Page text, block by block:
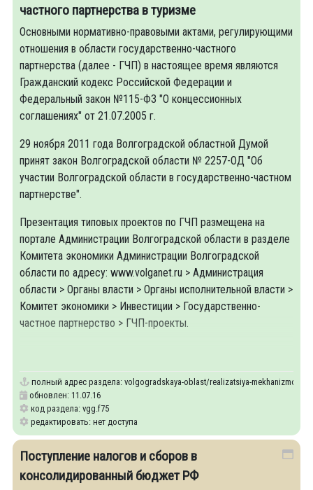
частного партнерства в туризме
Основными нормативно-правовыми актами, регулирующими
отношения в области государственно-частного
партнерства (далее - ГЧП) в настоящее время являются
Гражданский кодекс Российской Федерации и
Федеральный закон №115-ФЗ "О концессионных
соглашениях" от 21.07.2005 г.
29 ноября 2011 года Волгоградской областной Думой
принят закон Волгоградской области № 2257-ОД "Об
участии Волгоградской области в государственно-частном
партнерстве".
Презентация типовых проектов по ГЧП размещена на
портале Администрации Волгоградской области в разделе
Комитета экономики Администрации Волгоградской
области по адресу: www.volganet.ru > Администрация
области > Органы власти > Органы исполнительной власти >
Комитет экономики > Инвестиции > Государственно-
частное партнерство > ГЧП-проекты.
полный адрес раздела: volgogradskaya-oblast/realizatsiya-mekhanizmov-
обновлен: 11.07.16
код раздела: vgg.f75
редактировать: нет доступа
Поступление налогов и сборов в
консолидированный бюджет РФ